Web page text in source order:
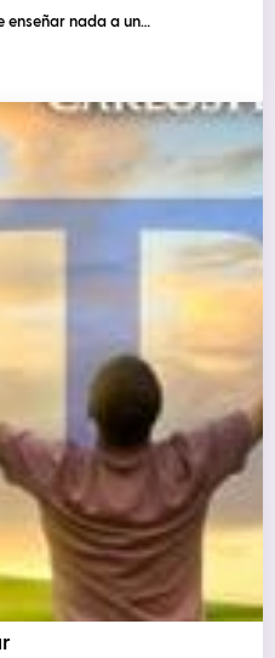
enseñar nada a un…